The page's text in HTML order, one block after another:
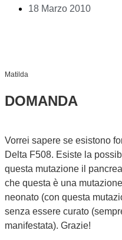
18 Marzo 2010
Matilda
DOMANDA
Vorrei sapere se esistono
Delta F508. Esiste la
questa mutazione il
che questa è una
neonato (con questa
senza essere curato
manifestata). Grazie!